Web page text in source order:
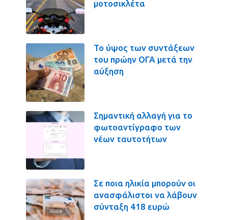
μοτοσικλέτα
Το ύψος των συντάξεων
του πρώην ΟΓΑ μετά την
αύξηση
Σημαντική αλλαγή για το
φωτοαντίγραφο των
νέων ταυτοτήτων
Σε ποια ηλικία μπορούν οι
ανασφάλιστοι να λάβουν
σύνταξη 418 ευρώ